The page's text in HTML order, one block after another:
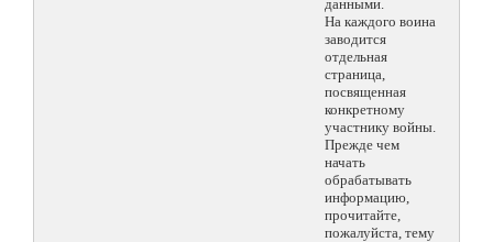
данными.
На каждого воина
заводится
отдельная
страница,
посвященная
конкретному
участнику войны.
Прежде чем
начать
обрабатывать
информацию,
прочитайте,
пожалуйста, тему